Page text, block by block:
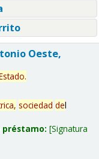
Oeste,
.
sociedad del
préstamo: Signatura